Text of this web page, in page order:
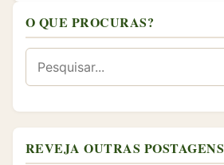
O QUE PROCURAS?
REVEJA OUTRAS POSTAGENS